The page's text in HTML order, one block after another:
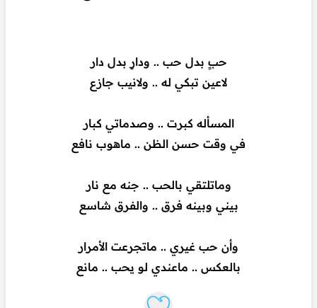
حبٍ بدل حب .. ودارٍ بدل دار
لاعين تبكي له .. ولانيب جازع
المسأله كبرت .. وصدماتي كبار
في وقت حسن الظن .. ماهوب نافع
وماتلتقي بالحب .. جنه مع نار
بيني وبينه فرق .. والفرق شاسع
وأن حب غيري .. ماتجرعت الأمرار
بالعكس .. ماعندي لو يحب .. مانع
Like lyrics